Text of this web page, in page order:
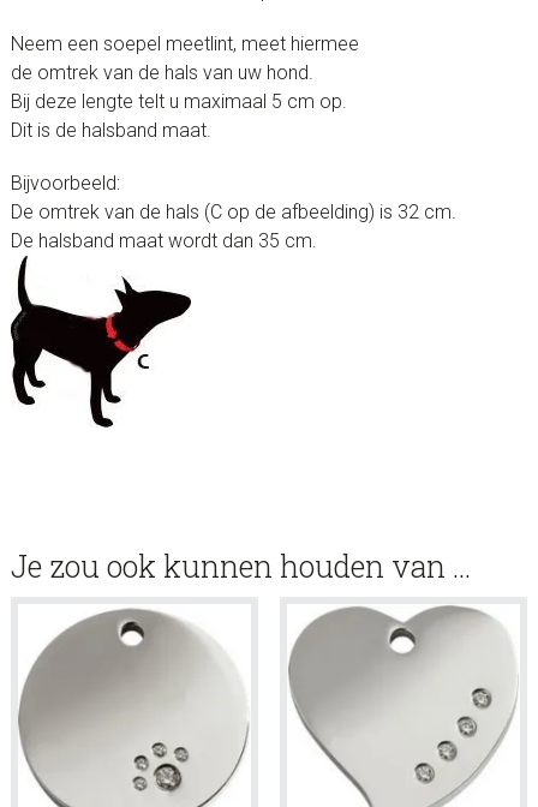
Neem een soepel meetlint, meet hiermee
de omtrek van de hals van uw hond.
Bij deze lengte telt u maximaal 5 cm op.
Dit is de halsband maat.
Bijvoorbeeld:
De omtrek van de hals (C op de afbeelding) is 32 cm.
De halsband maat wordt dan 35 cm.
Je zou ook kunnen houden van …